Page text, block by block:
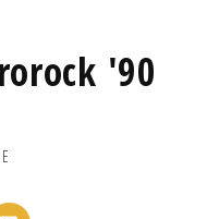
'90